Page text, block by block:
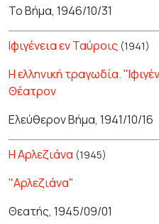
Το Βήμα, 1946/10/31
Ιφιγένεια εν Ταύροις (1941)
Η ελληνική τραγωδία.
Θέατρον
Ελεύθερον Βήμα, 1941/10/16
Η Αρλεζιάνα (1945)
"Αρλεζιάνα"
Θεατής, 1945/09/01